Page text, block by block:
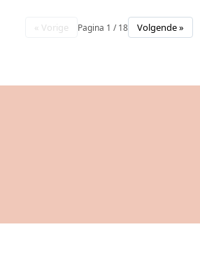
« Vorige Pagina 1 / 18 Volgende »